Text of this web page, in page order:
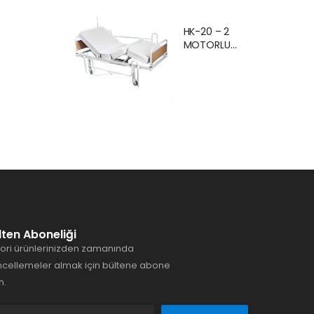
Karyolası
Hasta Yatağı
HK-20 – 2
MOTORLU
Aboneliği
ürünlerinizden zamanında
almak için bültene abone